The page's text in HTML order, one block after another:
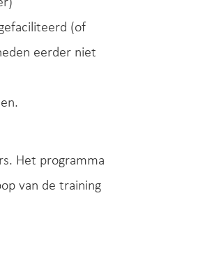
(of
eerder niet
Het programma
van de training